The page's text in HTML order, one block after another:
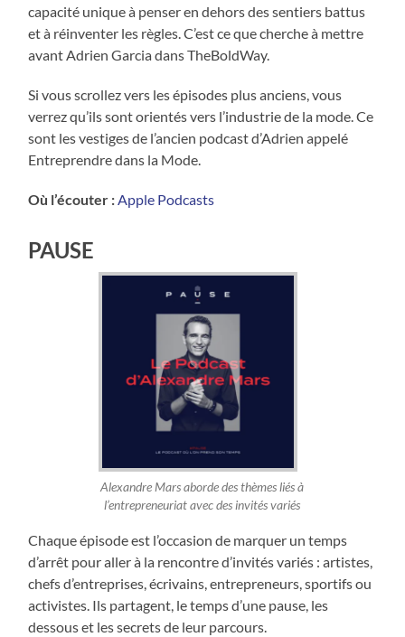
capacité unique à penser en dehors des sentiers battus
et à réinventer les règles. C’est ce que cherche à mettre
avant Adrien Garcia dans TheBoldWay.
Si vous scrollez vers les épisodes plus anciens, vous
verrez qu’ils sont orientés vers l’industrie de la mode. Ce
sont les vestiges de l’ancien podcast d’Adrien appelé
Entreprendre dans la Mode.
Où l’écouter :Apple Podcasts
PAUSE
Alexandre Mars aborde des thèmes liés à
l’entrepreneuriat avec des invités variés
Chaque épisode est l’occasion de marquer un temps
d’arrêt pour aller à la rencontre d’invités variés : artistes,
chefs d’entreprises, écrivains, entrepreneurs, sportifs ou
activistes. Ils partagent, le temps d’une pause, les
dessous et les secrets de leur parcours.